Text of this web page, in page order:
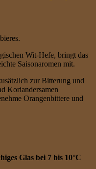
Wit-Hefe, bringt das
Saisonaromen mit.
zur Bitterung und
Koriandersamen
Orangenbittere und
Glas bei 7 bis 10°C